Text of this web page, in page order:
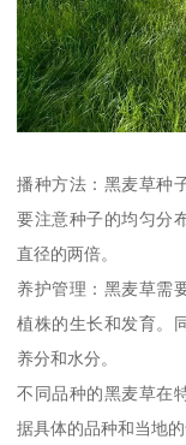
播种方法：黑麦草种
要注意种子的均匀分
直径的两倍。
养护管理：黑麦草需
植株的生长和发育。
养分和水分。
不同品种的黑麦草在
据具体的品种和当地